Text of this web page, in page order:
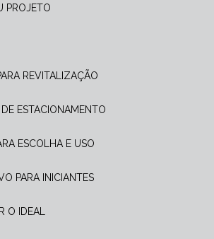
PROJETO
REVITALIZAÇÃO
DE ESTACIONAMENTO
ESCOLHA E USO
PARA INICIANTES
O IDEAL